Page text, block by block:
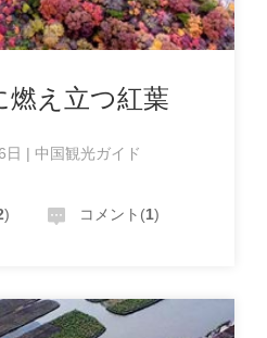
燃え立つ紅葉
日 | 中国観光ガイド
) コメント(1)